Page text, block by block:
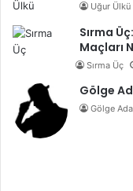
Uğur Ülkü
Sırma
Maçları
Sırma Üç
Gölge
Gölge